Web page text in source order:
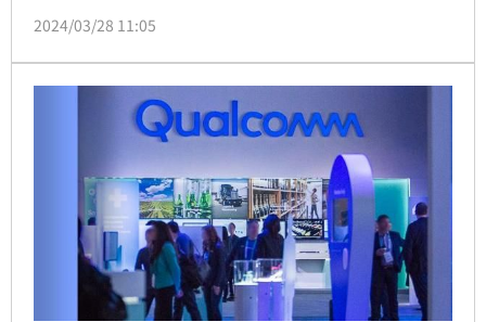
名員工一夕失業。不過，聯想台灣分公司對此不予回
2024/03/28 11:05